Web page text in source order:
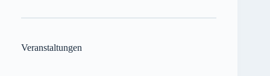
Veranstaltungen